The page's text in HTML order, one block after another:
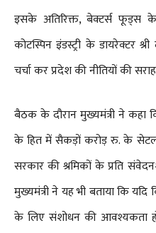
इसके अतिरिक्त, बेक्टर्स फूड्स
कोटस्पिन इंडस्ट्री के डायरेक्टर
चर्चा कर प्रदेश की नीतियों की
बैठक के दौरान मुख्यमंत्री ने कहा
के हित में सैकड़ों करोड़ रु. के
सरकार की श्रमिकों के प्रति
मुख्यमंत्री ने यह भी बताया कि
के लिए संशोधन की आवश्यकता